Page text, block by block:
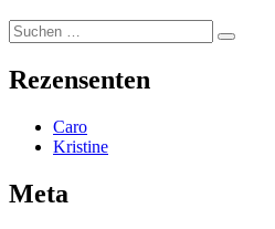
Suchen
nach:
Suchen
Rezensenten
Caro
Kristine
Meta